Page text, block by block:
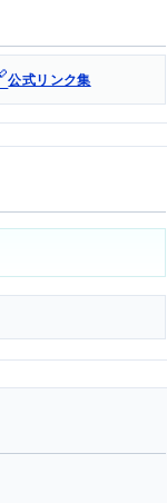
公式リンク集